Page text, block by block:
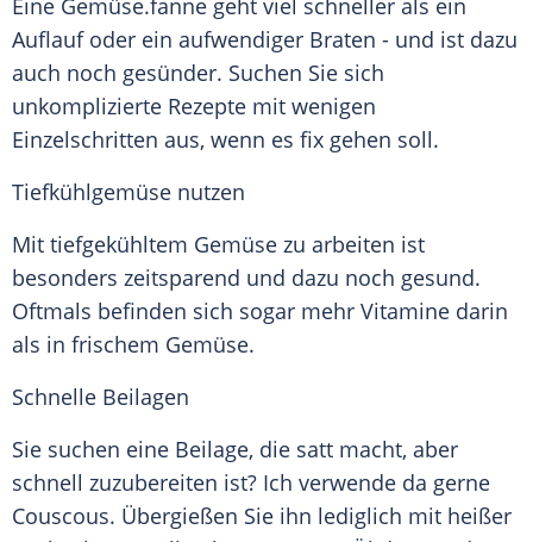
Eine Gemüse.fanne geht viel schneller als ein
Auflaufoder ein aufwendiger Braten - und ist dazu
auch noch gesünder. Suchen Sie sich
unkomplizierte Rezepte mit wenigen
Einzelschritten aus, wenn es fix gehen soll.
Tiefkühlgemüse nutzen
Mit tiefgekühltem Gemüse zu arbeiten ist
besonders zeitsparend und dazu noch gesund.
Oftmals befinden sich sogar mehr Vitamine darin
als in frischem Gemüse.
Schnelle Beilagen
Sie suchen eine Beilage, die satt macht, aber
schnell zuzubereiten ist? Ich verwende da gerne
Couscous. Übergießen Sie ihn lediglich mit heißer